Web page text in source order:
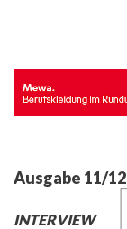
Ausgabe 11/12
INTERVIEW